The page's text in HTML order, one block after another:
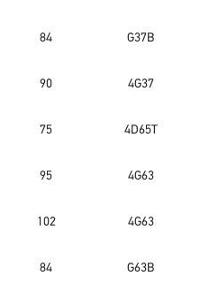
84 G37B
90 4G37
75 4D65T
95 4G63
102 4G63
84 G63B